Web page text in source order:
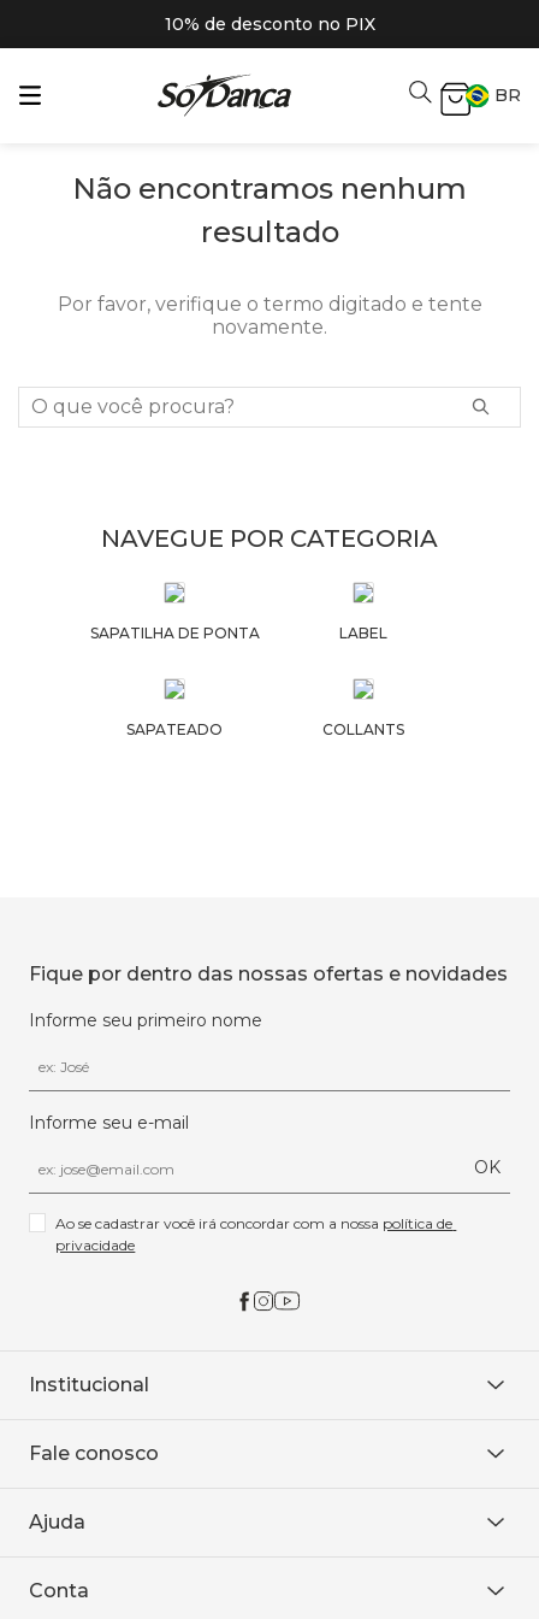
10% de desconto no PIX
BR
Não encontramos nenhum
resultado
Por favor, verifique o termo digitado e tente
novamente.
O que você procura?
NAVEGUE POR CATEGORIA
SAPATILHA DE PONTA LABEL
SAPATEADO COLLANTS
Fique por dentro das nossas ofertas e novidades
Informe seu primeiro nome
Informe seu e-mail
OK
Ao se cadastrar você irá concordar com a nossa política de
privacidade
Institucional
Onde encontrar
Baixe o APP
Fale conosco
WhatsApp
Ajuda
Política de entrega
Conta